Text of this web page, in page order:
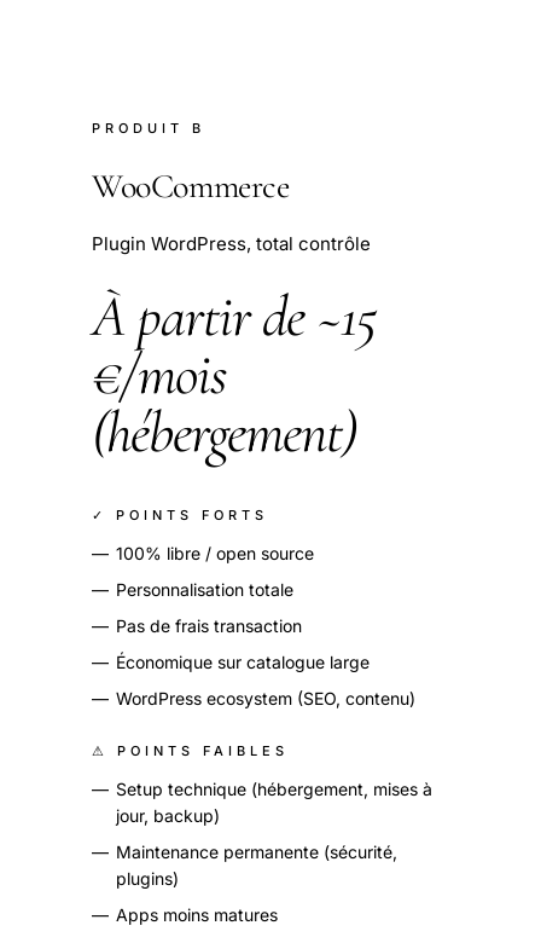
PRODUIT B
WooCommerce
Plugin WordPress, total contrôle
À partir de ~15
€/mois
(hébergement)
✓ POINTS FORTS
— 100% libre / open source
— Personnalisation totale
— Pas de frais transaction
— Économique sur catalogue large
— WordPress ecosystem (SEO, contenu)
⚠ POINTS FAIBLES
— Setup technique (hébergement, mises à
jour, backup)
— Maintenance permanente (sécurité,
plugins)
— Apps moins matures